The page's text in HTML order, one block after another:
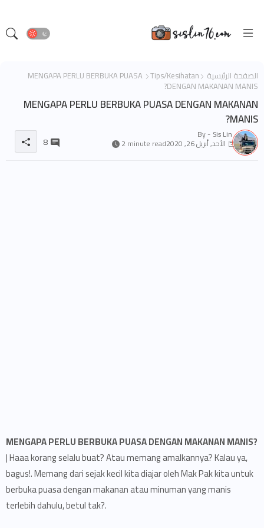
الصفحة الرئيسية Tips/Kesihatan
MENGAPA PERLU BERBUKA PUASA
DENGAN MAKANAN MANIS?
MENGAPA PERLU BERBUKA PUASA DENGAN MAKANAN
MANIS?
By - Sis Lin
الأحد, أبريل 26, 2020 2 minute read
8
MENGAPA PERLU BERBUKA PUASA DENGAN MAKANAN MANIS?
| Haaa korang selalu buat? Atau memang amalkannya? Kalau ya,
bagus!. Memang dari sejak kecil kita diajar oleh Mak Pak kita untuk
berbuka puasa dengan makanan atau minuman yang manis
terlebih dahulu, betul tak?.